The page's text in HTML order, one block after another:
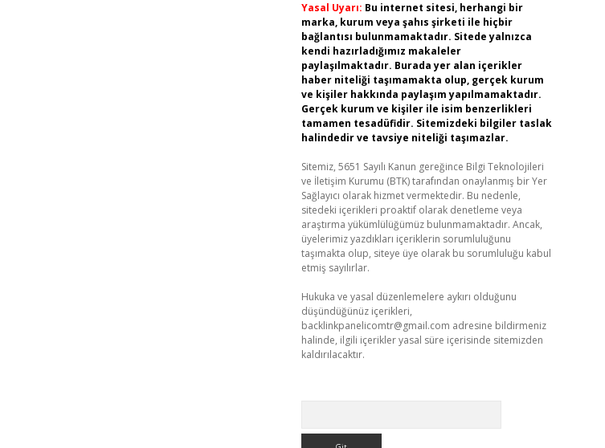
Yasal Uyarı: Bu internet sitesi, herhangi bir
marka, kurum veya şahıs şirketi ile hiçbir
bağlantısı bulunmamaktadır. Sitede yalnızca
kendi hazırladığımız makaleler
paylaşılmaktadır. Burada yer alan içerikler
haber niteliği taşımamakta olup, gerçek kurum
ve kişiler hakkında paylaşım yapılmamaktadır.
Gerçek kurum ve kişiler ile isim benzerlikleri
tamamen tesadüfidir. Sitemizdeki bilgiler taslak
halindedir ve tavsiye niteliği taşımazlar.
Sitemiz, 5651 Sayılı Kanun gereğince Bilgi Teknolojileri
ve İletişim Kurumu (BTK) tarafından onaylanmış bir Yer
Sağlayıcı olarak hizmet vermektedir. Bu nedenle,
sitedeki içerikleri proaktif olarak denetleme veya
araştırma yükümlülüğümüz bulunmamaktadır. Ancak,
üyelerimiz yazdıkları içeriklerin sorumluluğunu
taşımakta olup, siteye üye olarak bu sorumluluğu kabul
etmiş sayılırlar.
Hukuka ve yasal düzenlemelere aykırı olduğunu
düşündüğünüz içerikleri,
backlinkpanelicomtr@gmail.com adresine bildirmeniz
halinde, ilgili içerikler yasal süre içerisinde sitemizden
kaldırılacaktır.